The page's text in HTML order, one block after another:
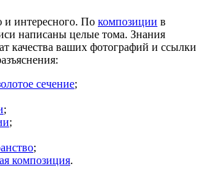
и интересного. По композиции в
написаны целые тома. Знания
качества ваших фотографий и ссылки
сечение;
;
;
;
композиция.